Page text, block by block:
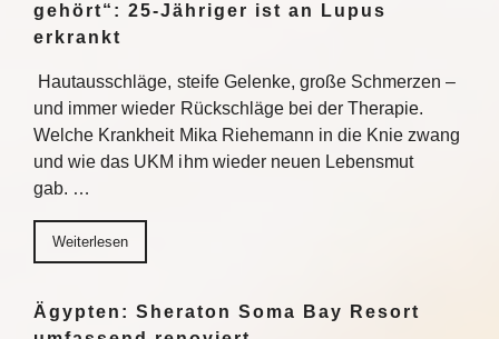
gehört“: 25-Jähriger ist an Lupus
erkrankt
Hautausschläge, steife Gelenke, große Schmerzen –
und immer wieder Rückschläge bei der Therapie.
Welche Krankheit Mika Riehemann in die Knie zwang
und wie das UKM ihm wieder neuen Lebensmut
gab. …
Weiterlesen
Ägypten: Sheraton Soma Bay Resort